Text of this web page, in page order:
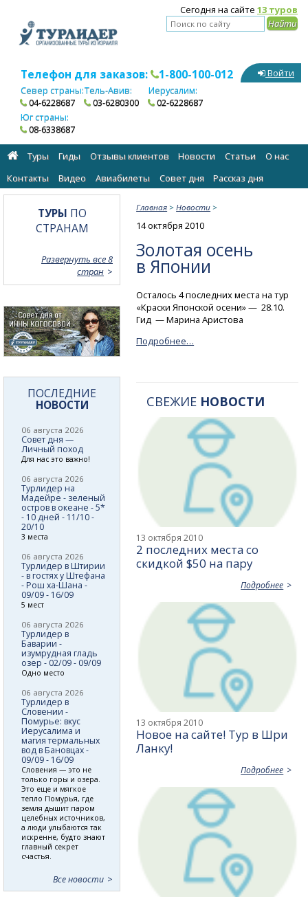
Сегодня на сайте 13 туров
Телефон для заказов: 1-800-100-012
Север страны:
04-6228687
Тель-Авив:
03-6280300
Иерусалим:
02-6228687
Юг страны:
08-6338687
Войти
Туры Гиды Отзывы клиентов Новости Статьи
О нас
Контакты
Видео Авиабилеты Cовет дня Рассказ дня
Главная >Новости >
14 октября 2010
Золотая осень
в Японии
Осталось 4 последних места на тур
«Краски Японской осени» — 28.10.
Гид — Марина Аристова
Подробнее…
СВЕЖИЕ НОВОСТИ
13 октября 2010
2 последних места со
скидкой $50 на пару
Подробнее
13 октября 2010
Новое на сайте! Тур в Шри
Ланку!
Подробнее
ТУРЫ ПО
СТРАНАМ
Развернуть все 8
стран
ПОСЛЕДНИЕ
НОВОСТИ
06 августа 2026
Совет дня —
Личный поход
Для нас это важно!
06 августа 2026
Турлидер на
Мадейре - зеленый
остров в океане - 5*
- 10 дней - 11/10 -
20/10
3 места
06 августа 2026
Турлидер в Штирии
- в гостях у Штефана
- Рош ха-Шана -
09/09 - 16/09
5 мест
06 августа 2026
Турлидер в
Баварии -
изумрудная гладь
озер - 02/09 - 09/09
Одно место
06 августа 2026
Турлидер в
Словении -
Помурье: вкус
Иерусалима и
магия термальных
вод в Бановцах -
09/09 - 16/09
Словения — это не
только горы и озера.
Это еще и мягкое
тепло Помурья, где
земля дышит паром
целебных источников,
а люди улыбаются так
искренне, будто знают
главный секрет
счастья.
Все новости